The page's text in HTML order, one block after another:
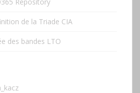
de la Triade CIA
des bandes LTO